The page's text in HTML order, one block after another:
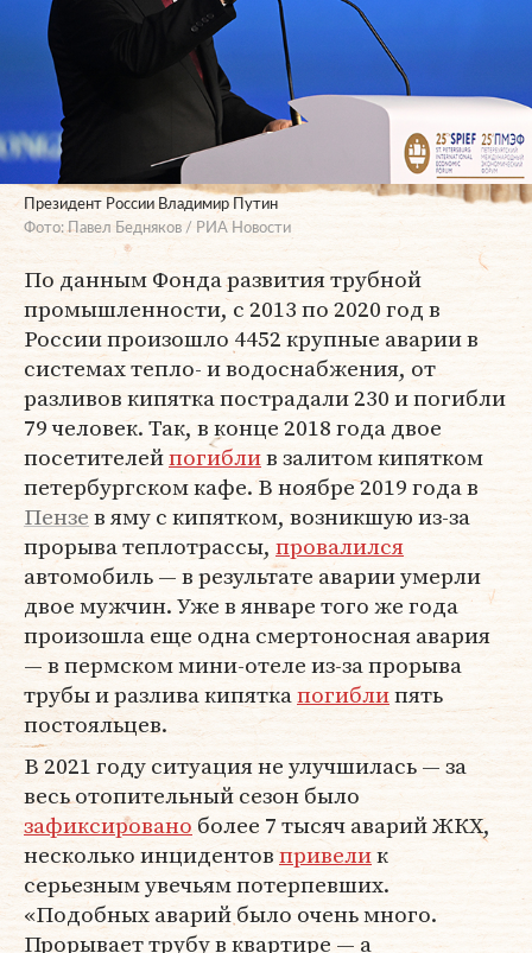
Президент России Владимир Путин
Фото: Павел Бедняков / РИА Новости
По данным Фонда развития трубной
промышленности, с 2013 по 2020 год в
России произошло 4452 крупные аварии в
системах тепло- и водоснабжения, от
разливов кипятка пострадали 230 и погибли
79 человек. Так, в конце 2018 года двое
посетителейпогиблив залитом кипятком
петербургском кафе. В ноябре 2019 года в
Пензев яму с кипятком, возникшую из-за
прорыва теплотрассы, провалился
автомобиль — в результате аварии умерли
двое мужчин. Уже в январе того же года
произошла еще одна смертоносная авария
— в пермском мини-отеле из-за прорыва
трубы и разлива кипяткапогиблипять
постояльцев.
В 2021 году ситуация не улучшилась — за
весь отопительный сезон было
зафиксировано более 7 тысяч аварий ЖКХ,
несколько инцидентовпривелик
серьезным увечьям потерпевших.
«Подобных аварий было очень много.
Прорывает трубу в квартире — а